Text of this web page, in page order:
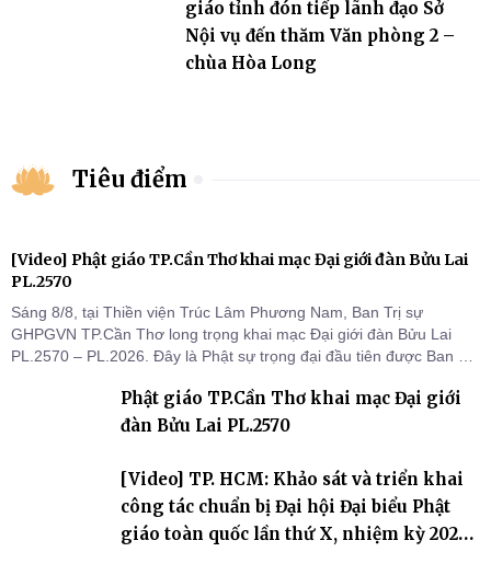
giáo tỉnh đón tiếp lãnh đạo Sở
Nội vụ đến thăm Văn phòng 2 –
chùa Hòa Long
Tiêu điểm
[Video] Phật giáo TP.Cần Thơ khai mạc Đại giới đàn Bửu Lai
PL.2570
Sáng 8/8, tại Thiền viện Trúc Lâm Phương Nam, Ban Trị sự
GHPGVN TP.Cần Thơ long trọng khai mạc Đại giới đàn Bửu Lai
PL.2570 – PL.2026. Đây là Phật sự trọng đại đầu tiên được Ban Trị
thứ I, thể hiện sự quan tâm đối với công tác truyền giới, đào tạo
Tăng tài và tiếp nối mạng mạch Tăng-g
Phật giáo TP.Cần Thơ khai mạc Đại giới
đàn Bửu Lai PL.2570
[Video] TP. HCM: Khảo sát và triển khai
công tác chuẩn bị Đại hội Đại biểu Phật
giáo toàn quốc lần thứ X, nhiệm kỳ 2026-